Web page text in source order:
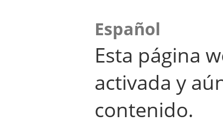
Español
Esta página
activada y
contenido.